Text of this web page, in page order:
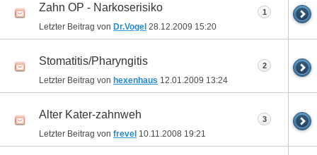
Zahn OP - Narkoserisiko
Letzter Beitrag von Dr.Vogel 28.12.2009 15:20
1
Stomatitis/Pharyngitis
Letzter Beitrag von hexenhaus 12.01.2009 13:24
2
Alter Kater-zahnweh
Letzter Beitrag von frevel 10.11.2008 19:21
3